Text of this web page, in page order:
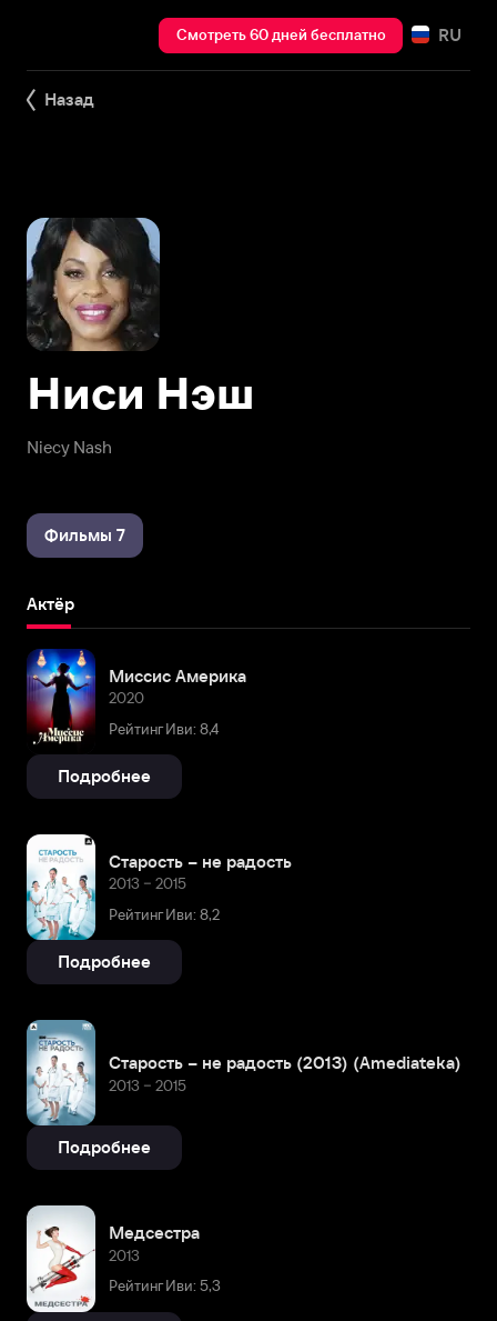
Смотреть 60 дней бесплатно RU
Назад
Niecy Nash
Ниси Нэш
Фильмы 7
Актёр
Миссис Америка
2020
Рейтинг Иви: 8,4
Подробнее
Старость – не радость
2013 – 2015
Рейтинг Иви: 8,2
Подробнее
Старость – не радость (2013) (Amediateka)
2013 – 2015
Подробнее
Медсестра
2013
Рейтинг Иви: 5,3